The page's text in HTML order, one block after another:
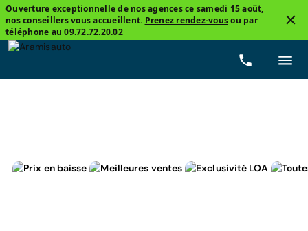
Ouverture exceptionnelle de nos agences ce samedi 15 août,
nos conseillers vous accueillent. Prenez rendez-vousou par
téléphone au09.72.72.20.02
Boîtes de